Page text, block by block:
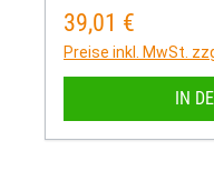
Regulärer Preis:
39,01 €
Preise inkl. MwSt.
IN